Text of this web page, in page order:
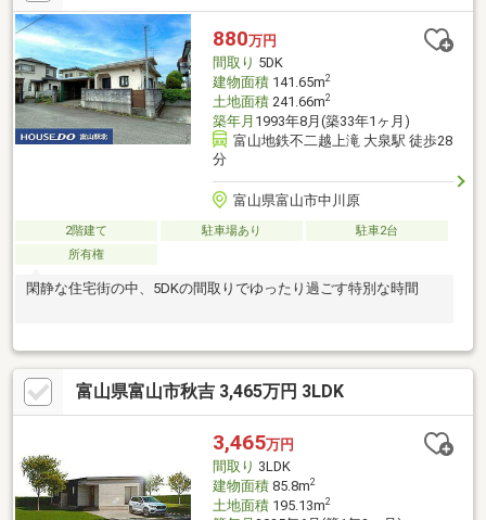
880万円
間取り 5DK
建物面積141.65m2
土地面積241.66m2
築年月 1993年8月(築33年1ヶ月)
富山地鉄不二越上滝 大泉駅 徒歩28
分
富山県富山市中川原
2階建て 駐車場あり
駐車2台
所有権
閑静な住宅街の中、5DKの間取りでゆったり過ごす特別な時間
富山県富山市秋吉 3,465万円 3LDK
3,465万円
間取り 3LDK
建物面積85.8m2
土地面積195.13m2